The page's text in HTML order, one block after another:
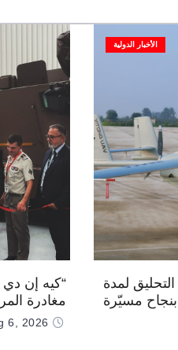
الأخبار الدولية
لمدة
بنجاح مسيّرة
“كيه إن
مغادرة
رقم 1000 لخط الإنتاج6, 2026